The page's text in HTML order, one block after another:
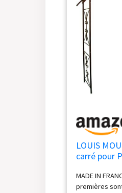
LOUIS
carré pour
3026 -
MADE IN
premières